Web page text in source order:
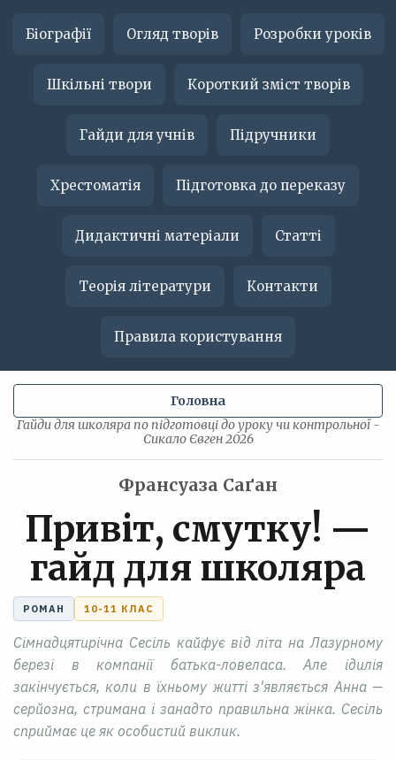
Біографії Огляд творів Розробки уроків
Шкільні твори Короткий зміст творів
Гайди для учнів Підручники
Хрестоматія Підготовка до переказу
Дидактичні матеріали Статті
Теорія літератури Контакти
Правила користування
Гайди для школяра по підготовці до уроку чи контрольної -
Сикало Євген 2026
Головна
Франсуаза Саґан
Привіт, смутку! —
гайд для школяра
РОМАН 10-11 КЛАС
Сімнадцятирічна Сесіль кайфує від літа на Лазурному
березі в компанії батька-ловеласа. Але ідилія
закінчується, коли в їхньому житті з'являється Анна —
серйозна, стримана і занадто правильна жінка. Сесіль
сприймає це як особистий виклик.